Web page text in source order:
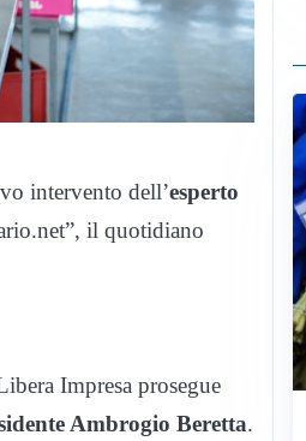
intervento dell’esperto
il quotidiano
Impresa prosegue
Ambrogio Beretta.